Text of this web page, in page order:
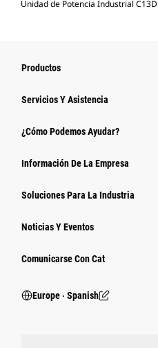
Unidad de Potencia Industrial C13D
Productos
Servicios Y Asistencia
¿Cómo Podemos Ayudar?
Información De La Empresa
Soluciones Para La Industria
Noticias Y Eventos
Comunicarse Con Cat
Europe ‧ Spanish